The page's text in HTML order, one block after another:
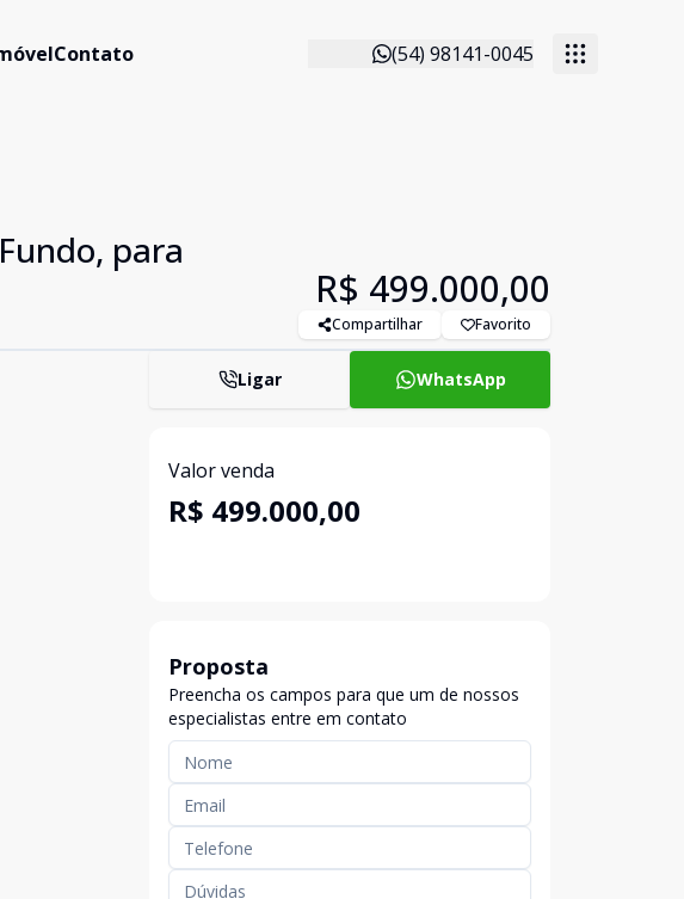
Contato (54) 98141-0045
para
R$ 499.000,00
Compartilhar Favorito
Ligar WhatsApp
Valor venda
R$ 499.000,00
Proposta
Preencha os campos para que um de nossos
especialistas entre em contato